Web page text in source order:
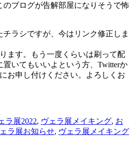
ブログが告解部屋になりそうで怖
ラシですが、今はリンク修正しま
ます。もう一度くらいは刷って配
置いてもいいよという方、Twitterか
お申し付けください。よろしくお
ラ展2022, ヴェラ展メイキング, お
ラ展お知らせ, ヴェラ展メイキング